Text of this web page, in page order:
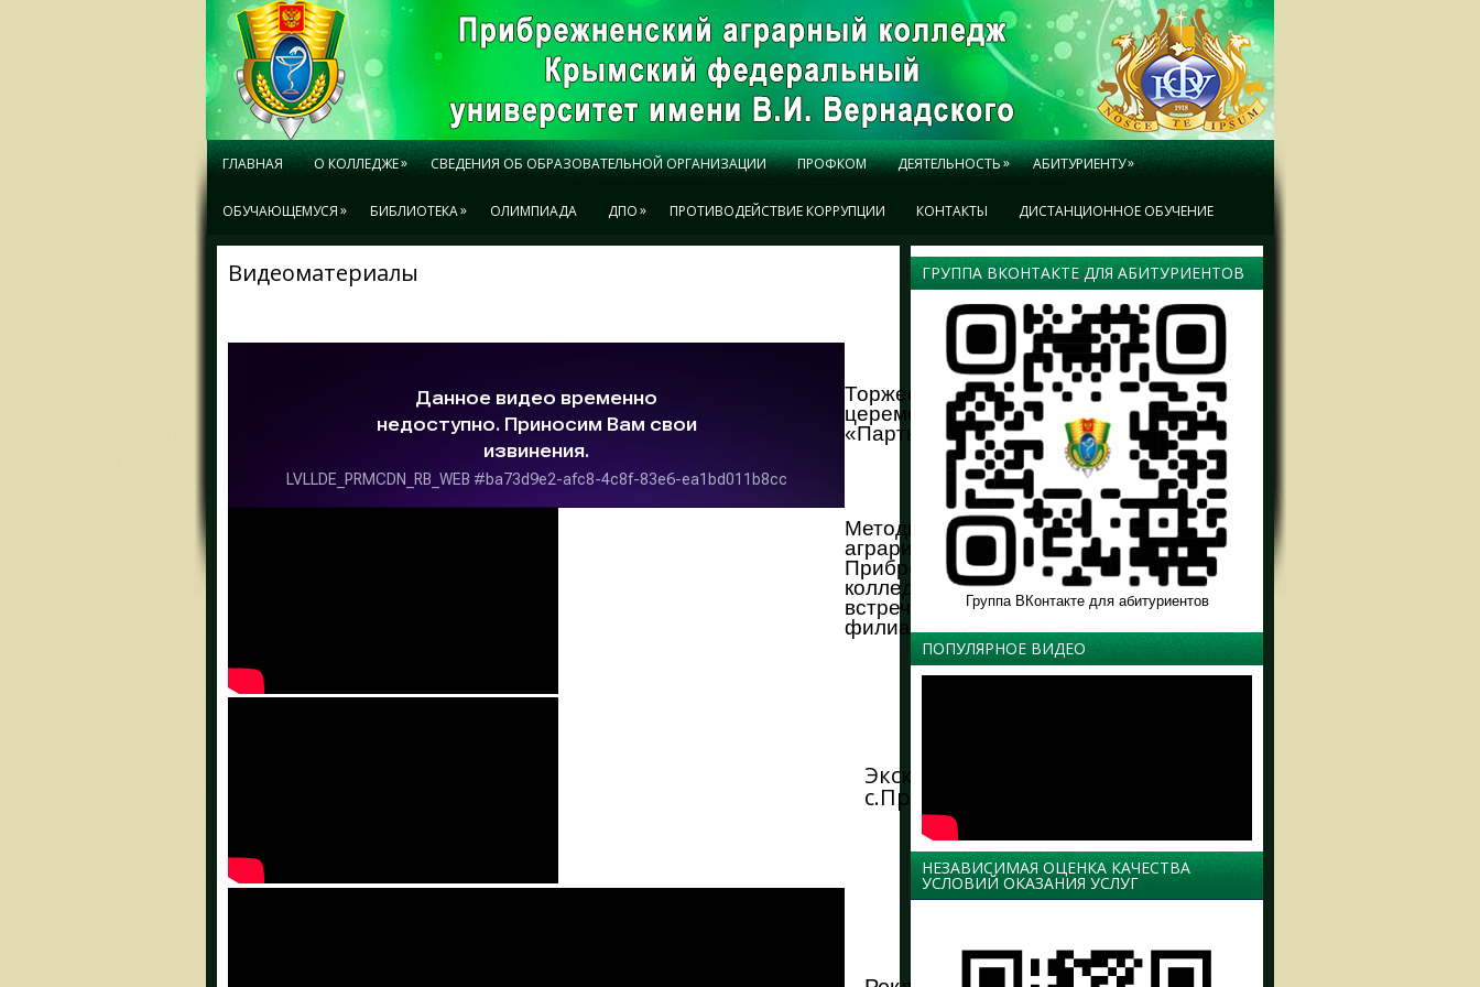
ГЛАВНАЯ О КОЛЛЕДЖЕ» СВЕДЕНИЯ ОБ ОБРАЗОВАТЕЛЬНОЙ ОРГАНИЗАЦИИ ПРОФКОМ ДЕЯТЕЛЬНОСТЬ» АБИТУРИЕНТУ»
ОБУЧАЮЩЕМУСЯ» БИБЛИОТЕКА» ОЛИМПИАДА ДПО» ПРОТИВОДЕЙСТВИЕ КОРРУПЦИИ КОНТАКТЫ ДИСТАНЦИОННОЕ ОБУЧЕНИЕ
Видеоматериалы
Торжественная
церемония открытия
«Парты Героев»
Методики обучения
аграриев: в
Прибрежненском
колледже прошла
встреча директоров
филиалов СПО
Экскурсия в
с.Прибрежное
ГРУППА ВКОНТАКТЕ ДЛЯ АБИТУРИЕНТОВ
Группа ВКонтакте для абитуриентов
ПОПУЛЯРНОЕ ВИДЕО
НЕЗАВИСИМАЯ ОЦЕНКА КАЧЕСТВА
УСЛОВИЙ ОКАЗАНИЯ УСЛУГ